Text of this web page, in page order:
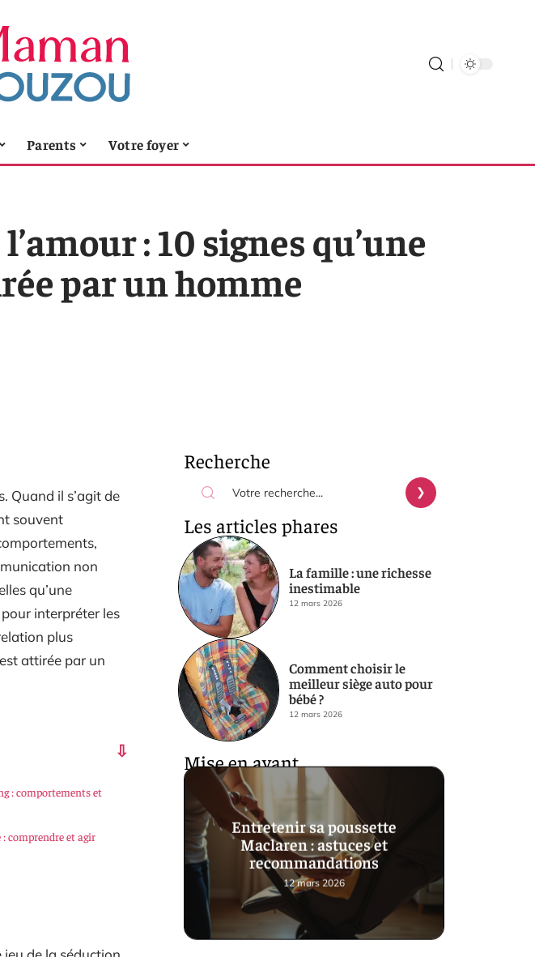
Parents Votre foyer
: 10 signes qu’une
par un homme
Quand il s’agit de
souvent
non
qu’une
interpréter les
plus
attirée par un
: comportements et
comprendre et agir
Recherche
Les articles phares
La famille : une richesse
inestimable
12 mars 2026
Comment choisir le
meilleur siège auto pour
bébé ?
12 mars 2026
Mise en avant
Entretenir sa poussette
Maclaren : astuces et
recommandations
12 mars 2026